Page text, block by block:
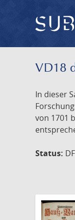
VD18
In dieser
von 1701
Status: